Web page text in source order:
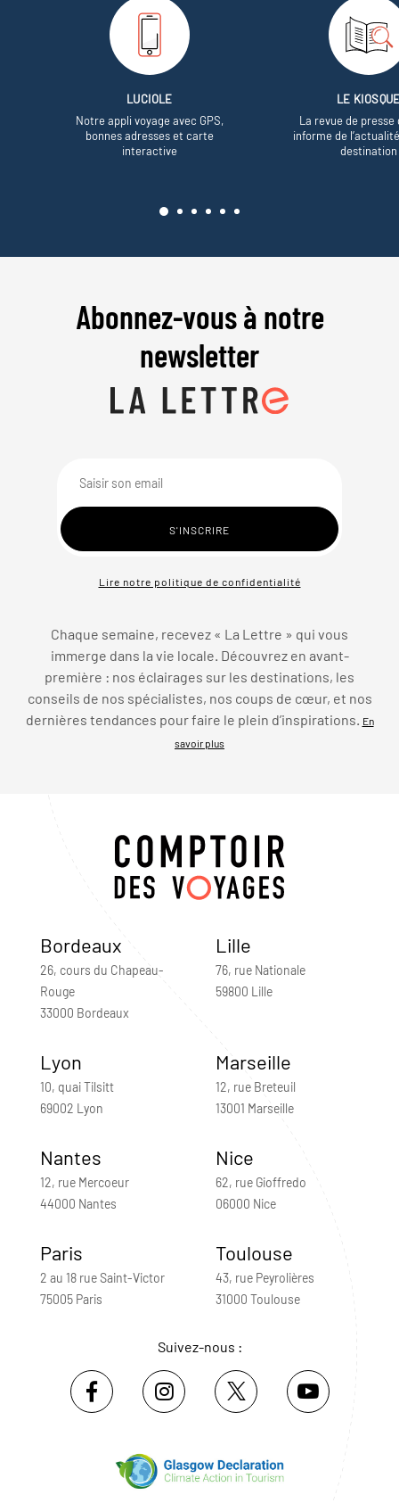
LUCIOLE
Notre appli voyage avec GPS,
bonnes adresses et carte
interactive
LE
La revue de presse
informe de
destination
Abonnez-vous à notre
newsletter
Lire notre politique de confidentialité
Chaque semaine, recevez « La Lettre » qui vous
immerge dans la vie locale. Découvrez en avant-
première : nos éclairages sur les destinations, les
conseils de nos spécialistes, nos coups de cœur, et nos
dernières tendances pour faire le plein d’inspirations.
En
savoir plus
Bordeaux
26, cours du Chapeau-
Rouge
33000 Bordeaux
Lille
76, rue Nationale
59800 Lille
Lyon
10, quai Tilsitt
69002 Lyon
Marseille
12, rue Breteuil
13001 Marseille
Nantes
12, rue Mercoeur
44000 Nantes
Nice
62, rue Gioffredo
06000 Nice
Paris
2 au 18 rue Saint-Victor
75005 Paris
Toulouse
43, rue Peyrolières
31000 Toulouse
Suivez-nous :